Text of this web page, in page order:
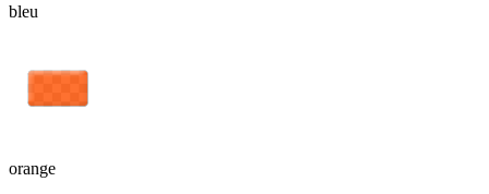
bleu
orange